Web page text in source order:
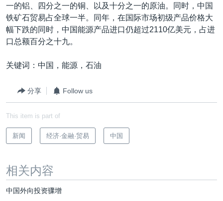
一的铝、四分之一的铜、以及十分之一的原油。同时，中国
铁矿石贸易占全球一半。同年，在国际市场初级产品价格大
幅下跌的同时，中国能源产品进口仍超过2110亿美元，占进
口总额百分之十九。
关键词：中国，能源，石油
分享 Follow us
This item is part of
新闻 经济·金融·贸易 中国
相关内容
中国外向投资骤增